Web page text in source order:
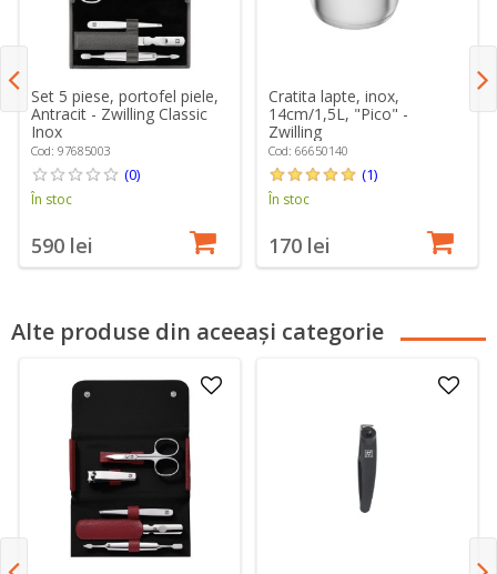
Set 5 piese, portofel piele,
Antracit - Zwilling Classic
Inox
Cod: 97685003
(0)
În stoc
590 lei
Cratita lapte, inox,
14cm/1,5L, "Pico" -
Zwilling
Cod: 66650140
(1)
În stoc
170 lei
Alte produse din aceeași categorie